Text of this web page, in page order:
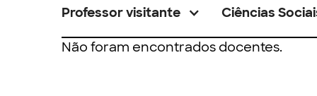
Professor visitante Ciências
Não foram encontrados docentes.